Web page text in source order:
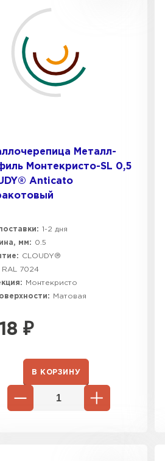
Металл-
Монтекристо-SL 0,5
Anticato
1-2 дня
мм:
0.5
CLOUDY®
RAL 7024
Монтекристо
Матовая
₽
В КОРЗИНУ